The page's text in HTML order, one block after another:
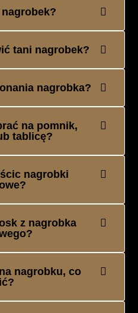
tani nagrobek?
nagrobka?
na pomnik,
tablicę?
nagrobki
z nagrobka
nagrobku, co